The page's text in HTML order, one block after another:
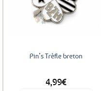
Pin’s Trèfle breton
4,99€